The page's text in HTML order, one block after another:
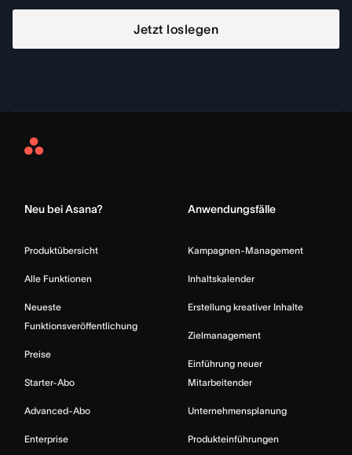
Jetzt loslegen
Asana
Neu bei Asana?
Produktübersicht
Alle Funktionen
Neueste
Funktionsveröffentlichung
Preise
Starter-Abo
Advanced-Abo
Enterprise
Anwendungsfälle
Kampagnen-Management
Inhaltskalender
Erstellung kreativer Inhalte
Zielmanagement
Einführung neuer
Mitarbeitender
Unternehmensplanung
Produkteinführungen